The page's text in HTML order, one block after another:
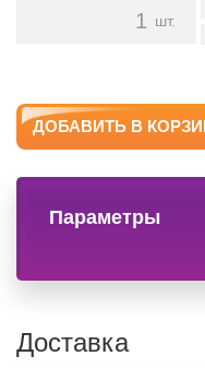
шт.
ДОБАВИТЬ В
Параметры
Доставка